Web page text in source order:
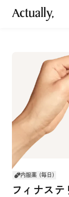
内服薬 (毎日)
フィナステ